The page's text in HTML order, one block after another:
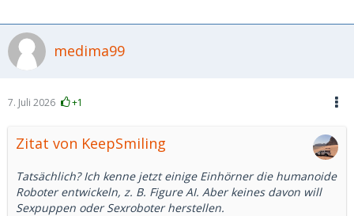
medima99
7. Juli 2026 +1
Zitat von KeepSmiling
Tatsächlich? Ich kenne jetzt einige Einhörner die humanoide
Roboter entwickeln, z. B. Figure AI. Aber keines davon will
Sexpuppen oder Sexroboter herstellen.